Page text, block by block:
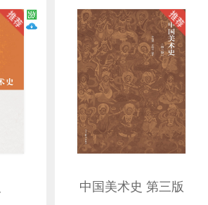
中国美术史 第三版